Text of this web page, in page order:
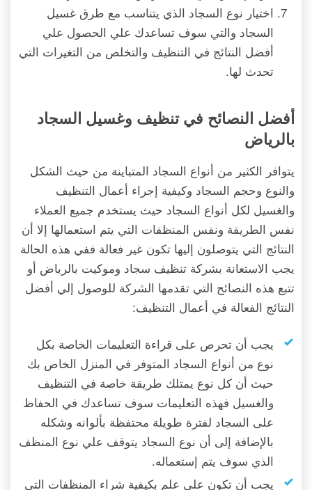
اختيار نوع السجاد الذي يتناسب مع طرق غسيل
السجاد والتي سوف تساعدك علي الحصول علي
أفضل النتائج في التنظيف والتخلص من التغيرات التي
تحدث لها.
أفضل النصائح في تنظيف وغسيل السجاد
بالرياض
يتوافر الكثير من أنواع السجاد المتباينة من حيث الشكل
والنوع وحجم السجاد وكيفية إجراء أعمال التنظيف
والغسيل لكل أنواع السجاد حيث يستخدم جميع العملاء
نفس الطريقة ونفس المنظفات التي يتم استعمالها إلا أن
النتائج التي يتوصلون إليها تكون غير فعالة ففي هذه الحالة
يجب الاستعانة بشركة تنظيف سجاد وموكيت بالرياض أو
تتبع هذه النصائح التي تقدمها الشركة للوصول إلي أفضل
النتائج الفعالة في أعمال التنظيف:
يجب أن تحرص على قراءة التعليمات الخاصة بكل
نوع من أنواع السجاد المتوفر في المنزل الخاص بك
حيث أن كل نوع يمتلك طريقة خاصة في التنظيف
والغسيل فهذه التعليمات سوف تساعدك في الحفاظ
على السجاد لفترة طويلة محتفظة بألوانه وشكله
بالإضافة إلى أن نوع السجاد يتوقف علي نوع المنظف
الذي سوف يتم إستعماله.
يجب أن تكون على علم بكيفية شراء المنظفات التي